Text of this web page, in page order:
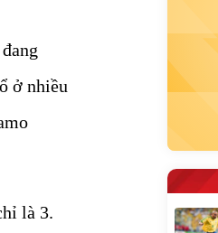
ở nhiều
là 3.